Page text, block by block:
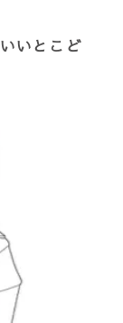
いとこど